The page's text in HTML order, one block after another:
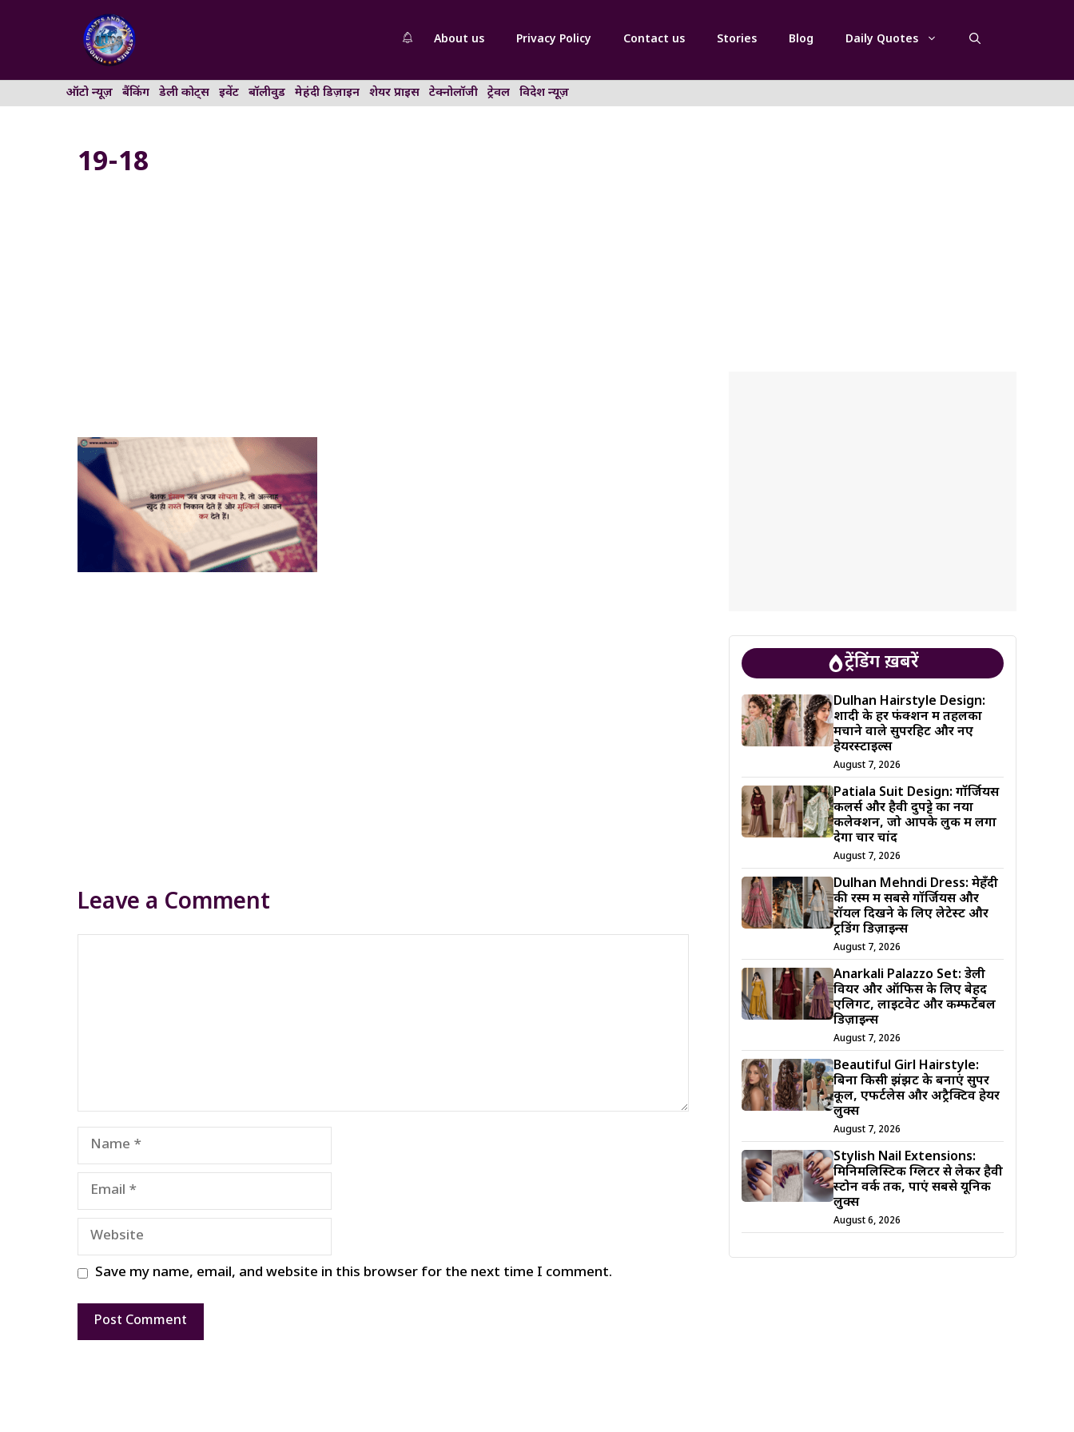
About us Privacy Policy Contact us Stories Blog Daily Quotes
ऑटो न्यूज़ बैंकिंग डेली कोट्स इवेंट बॉलीवुड मेहंदी डिज़ाइन शेयर प्राइस टेक्नोलॉजी ट्रेवल विदेश न्यूज़
19-18
Leave a Comment
Name
Email
Website
Save my name, email, and website in this browser for the next time I comment.
ट्रेंडिंग ख़बरें
Dulhan Hairstyle Design:
शादी के हर फंक्शन में तहलका
मचाने वाले सुपरहिट और नए
हेयरस्टाइल्स
August 7, 2026
Patiala Suit Design: गॉर्जियस
कलर्स और हैवी दुपट्टे का नया
कलेक्शन, जो आपके लुक में लगा
देगा चार चांद
August 7, 2026
Dulhan Mehndi Dress: मेहँदी
की रस्म में सबसे गॉर्जियस और
रॉयल दिखने के लिए लेटेस्ट और
ट्रेंडिंग डिज़ाइन्स
August 7, 2026
Anarkali Palazzo Set: डेली
वियर और ऑफिस के लिए बेहद
एलिगेंट, लाइटवेट और कम्फर्टेबल
डिज़ाइन्स
August 7, 2026
Beautiful Girl Hairstyle:
बिना किसी झंझट के बनाएं सुपर
कूल, एफर्टलेस और अट्रैक्टिव हेयर
लुक्स
August 7, 2026
Stylish Nail Extensions:
मिनिमलिस्टिक ग्लिटर से लेकर हैवी
स्टोन वर्क तक, पाएं सबसे यूनिक
लुक्स
August 6, 2026